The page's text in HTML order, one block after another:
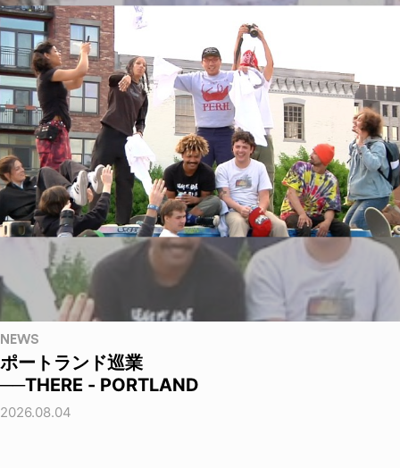
NEWS
ポートランド巡業
──THERE - PORTLAND
2026.08.04